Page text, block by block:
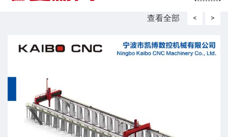
查看全部 < >